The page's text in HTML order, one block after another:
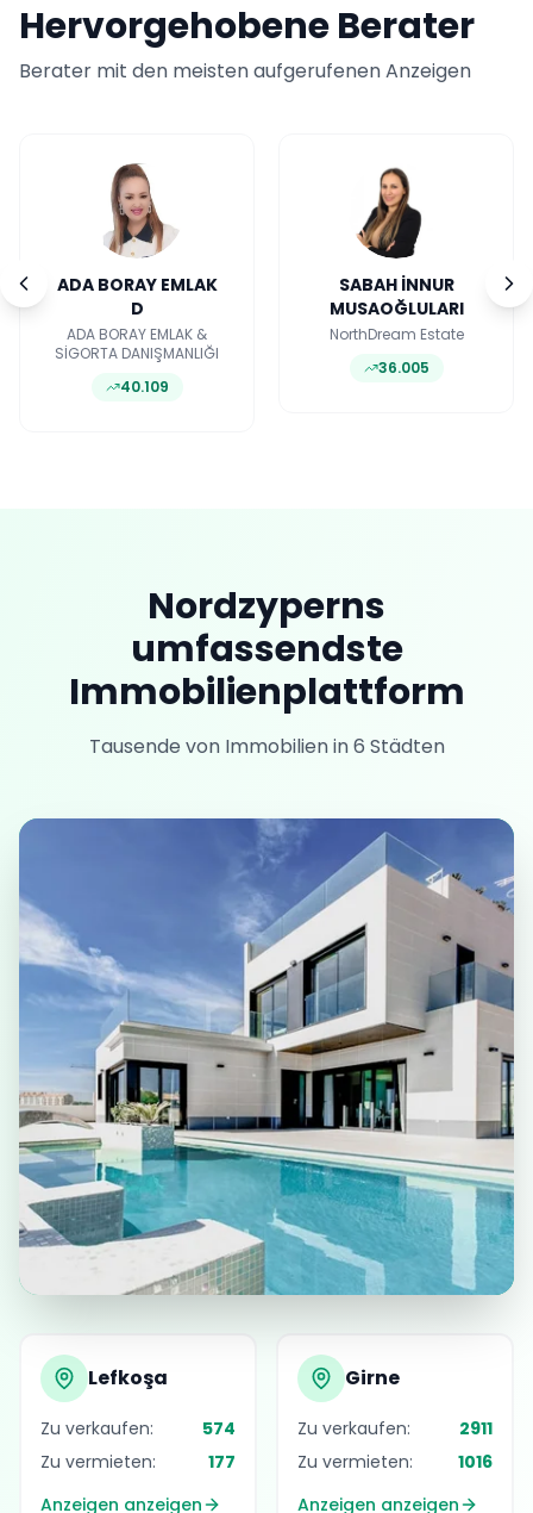
Hervorgehobene Berater
Berater mit den meisten aufgerufenen Anzeigen
ADA BORAY EMLAK
D
ADA BORAY EMLAK &
SİGORTA DANIŞMANLIĞI
40.109
SABAH İNNUR
MUSAOĞLULARI
NorthDream Estate
36.005
Nordzyperns
umfassendste
Immobilienplattform
Tausende von Immobilien in 6 Städten
Ihr Traumhaus
Erwartet Sie in Nordzypern
Lefkoşa
Zu verkaufen:
574
Zu vermieten:
177
Anzeigen anzeigen
Girne
Zu verkaufen:
2911
Zu vermieten:
1016
Anzeigen anzeigen